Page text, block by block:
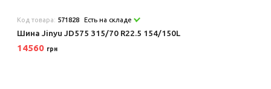
Код товара: 571828 Есть на складе
Шина Jinyu JD575 315/70 R22.5 154/150L
14560 грн